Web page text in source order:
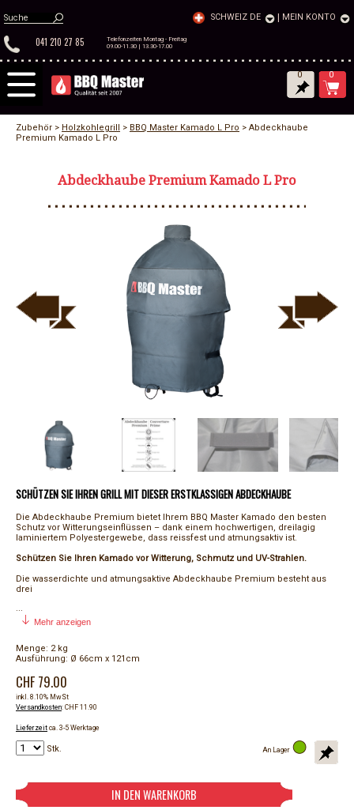
SCHWEIZ DE MEIN KONTO
041 210 27 85
Telefonzeiten Montag - Freitag
09.00-11.30 | 13.30-17.00
0 0
Zubehör > Holzkohlegrill > BBQ Master Kamado L Pro > Abdeckhaube
Premium Kamado L Pro
Abdeckhaube Premium Kamado L Pro
SCHÜTZEN SIE IHREN GRILL MIT DIESER ERSTKLASSIGEN ABDECKHAUBE
Die Abdeckhaube Premium bietet Ihrem BBQ Master Kamado den besten
Schutz vor Witterungseinflüssen – dank einem hochwertigen, dreilagig
laminiertem Polyestergewebe, dass reissfest und atmungsaktiv ist.
Schützen Sie Ihren Kamado vor Witterung, Schmutz und UV-Strahlen.
Die wasserdichte und atmungsaktive Abdeckhaube Premium besteht aus
drei
...
Mehr anzeigen
Menge: 2 kg
Ausführung: Ø 66cm x 121cm
CHF 79.00
inkl. 8.10% MwSt
Versandkosten: CHF 11.90
Lieferzeit ca. 3-5 Werktage
Stk. An Lager